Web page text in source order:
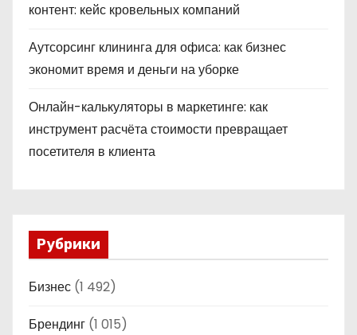
контент: кейс кровельных компаний
Аутсорсинг клининга для офиса: как бизнес
экономит время и деньги на уборке
Онлайн-калькуляторы в маркетинге: как
инструмент расчёта стоимости превращает
посетителя в клиента
Рубрики
Бизнес (1 492)
Брендинг (1 015)